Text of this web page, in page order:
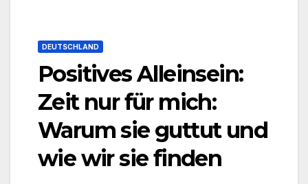
DEUTSCHLAND
Positives Alleinsein:
Zeit nur für mich:
Warum sie guttut und
wie wir sie finden